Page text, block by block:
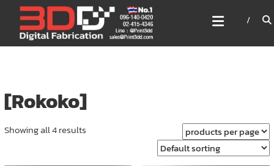
content
3DD DIGITAL FABRICATION
เครื่องพิมพ์3มิติ สแกนเนอร์
เลเซอร์
[Rokoko]
Showing all 4 results